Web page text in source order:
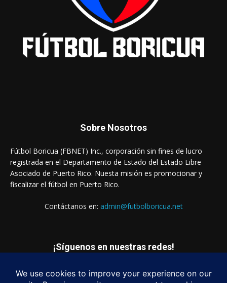
Sobre Nosotros
Fútbol Boricua (FBNET) Inc., corporación sin fines de lucro
registrada en el Departamento de Estado del Estado Libre
Asociado de Puerto Rico. Nuesta misión es promocionar y
fiscalizar el fútbol en Puerto Rico.
Contáctanos en: admin@futbolboricua.net
¡Síguenos en nuestras redes!